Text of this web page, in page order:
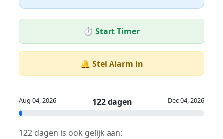
⏱️ Start Timer
🔔 Stel Alarm in
Aug 04, 2026 122 dagen Dec 04, 2026
122 dagen is ook gelijk aan: